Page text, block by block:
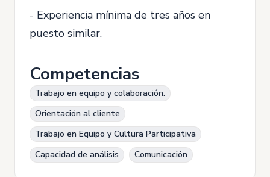
- Experiencia mínima de tres años en
puesto similar.
Competencias
Trabajo en equipo y colaboración.
Orientación al cliente
Trabajo en Equipo y Cultura Participativa
Capacidad de análisis
Comunicación